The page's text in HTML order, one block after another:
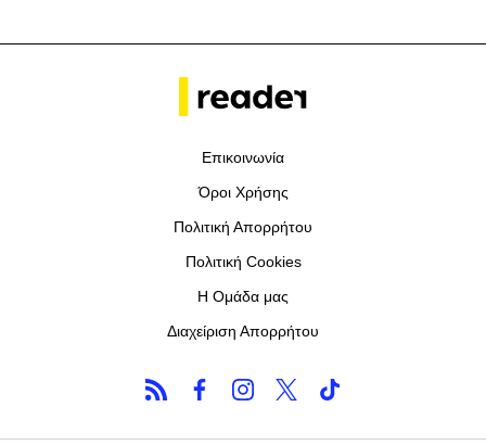
Επικοινωνία
Όροι Χρήσης
Πολιτική Απορρήτου
Πολιτική Cookies
Η Ομάδα μας
Διαχείριση Απορρήτου